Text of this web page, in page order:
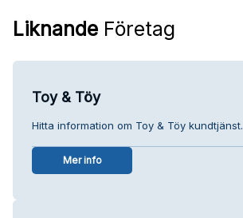
Liknande Företag
Toy & Töy
Hitta information om Toy & Töy kundtjänst.
Mer info